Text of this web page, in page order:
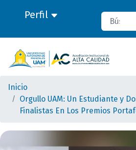
Perfil Buscar
Inicio
Orgullo UAM: Un Estudiante y
Finalistas En Los Premios